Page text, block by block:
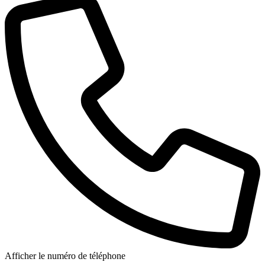
Afficher le numéro de téléphone